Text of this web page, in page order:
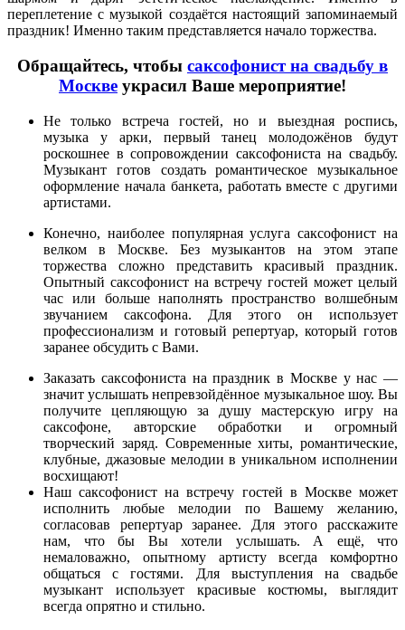
переплетение с музыкой создаётся настоящий запоминаемый
праздник! Именно таким представляется начало торжества.
Обращайтесь, чтобы саксофонист на свадьбу в
Москве украсил Ваше мероприятие!
Не только встреча гостей, но и выездная роспись,
музыка у арки, первый танец молодожёнов будут
роскошнее в сопровождении саксофониста на свадьбу.
Музыкант готов создать романтическое музыкальное
оформление начала банкета, работать вместе с другими
артистами.
Конечно, наиболее популярная услуга саксофонист на
велком в Москве. Без музыкантов на этом этапе
торжества сложно представить красивый праздник.
Опытный саксофонист на встречу гостей может целый
час или больше наполнять пространство волшебным
звучанием саксофона. Для этого он использует
профессионализм и готовый репертуар, который готов
заранее обсудить с Вами.
Заказать саксофониста на праздник в Москве у нас —
значит услышать непревзойдённое музыкальное шоу. Вы
получите цепляющую за душу мастерскую игру на
саксофоне, авторские обработки и огромный
творческий заряд. Современные хиты, романтические,
клубные, джазовые мелодии в уникальном исполнении
восхищают!
Наш саксофонист на встречу гостей в Москве может
исполнить любые мелодии по Вашему желанию,
согласовав репертуар заранее. Для этого расскажите
нам, что бы Вы хотели услышать. А ещё, что
немаловажно, опытному артисту всегда комфортно
общаться с гостями. Для выступления на свадьбе
музыкант использует красивые костюмы, выглядит
всегда опрятно и стильно.